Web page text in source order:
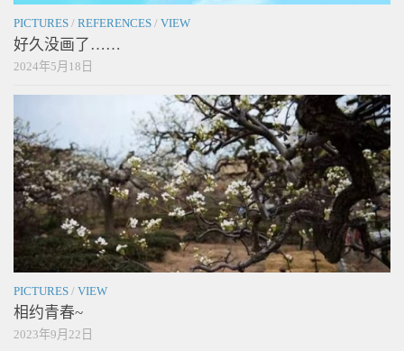
PICTURES / REFERENCES / VIEW
好久没画了……
2024年5月18日
PICTURES / VIEW
相约青春~
2023年9月22日